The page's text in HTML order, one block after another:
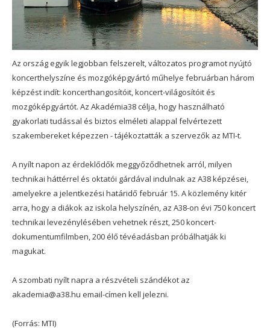
Az ország egyik legjobban felszerelt, változatos programot nyújtó
koncerthelyszíne és mozgóképgyártó műhelye februárban három
képzést indít: koncerthangosítóit, koncert-világosítóit és
mozgóképgyártót. Az Akadémia38 célja, hogy használható
gyakorlati tudással és biztos elméleti alappal felvértezett
szakembereket képezzen - tájékoztatták a szervezők az MTI-t.
A nyílt napon az érdeklődők meggyőződhetnek arról, milyen
technikai háttérrel és oktatói gárdával indulnak az A38 képzései,
amelyekre a jelentkezési határidő február 15. A közlemény kitér
arra, hogy a diákok az iskola helyszínén, az A38-on évi 750 koncert
technikai levezénylésében vehetnek részt, 250 koncert-
dokumentumfilmben, 200 élő tévéadásban próbálhatják ki
magukat.
A szombati nyílt napra a részvételi szándékot az
akademia@a38.hu email-címen kell jelezni.
(Forrás: MTI)